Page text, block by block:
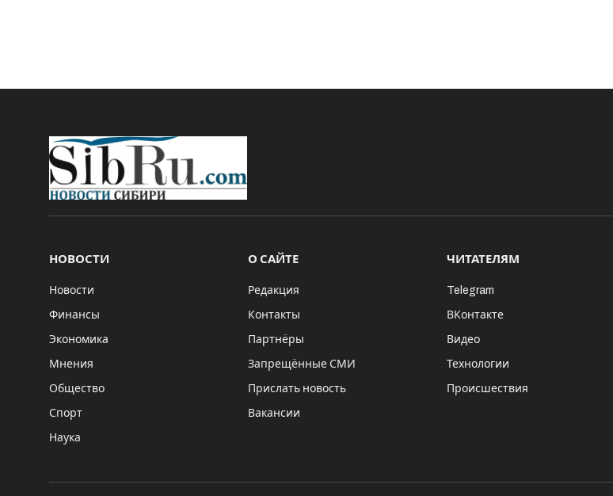
НОВОСТИ
Новости
Финансы
Экономика
Мнения
Общество
Спорт
Наука
О САЙТЕ
Редакция
Контакты
Партнёры
Запрещённые СМИ
Прислать новость
Вакансии
ЧИТАТЕЛЯМ
Telegram
ВКонтакте
Видео
Технологии
Происшествия